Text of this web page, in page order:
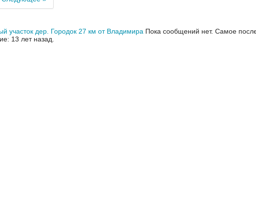
участок дер. Городок 27 км от Владимира Пока сообщений нет. Самое
13 лет назад.